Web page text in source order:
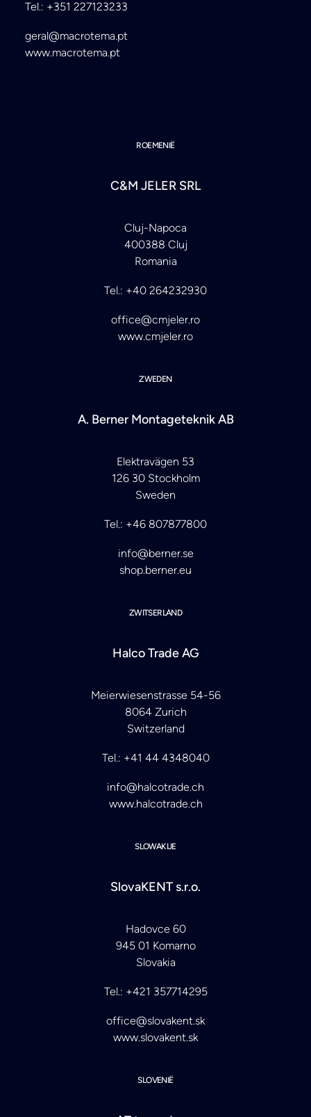
Tel.: +351 227123233
geral@macrotema.pt
www.macrotema.pt
ROEMENIË
C&M JELER SRL
Cluj-Napoca
400388 Cluj
Romania
Tel.: +40 264232930
office@cmjeler.ro
www.cmjeler.ro
ZWEDEN
A. Berner Montageteknik AB
Elektravägen 53
126 30 Stockholm
Sweden
Tel.: +46 807877800
info@berner.se
shop.berner.eu
ZWITSERLAND
Halco Trade AG
Meierwiesenstrasse 54-56
8064 Zurich
Switzerland
Tel.: +41 44 4348040
info@halcotrade.ch
www.halcotrade.ch
SLOWAKIJE
SlovaKENT s.r.o.
Hadovce 60
945 01 Komarno
Slovakia
Tel.: +421 357714295
office@slovakent.sk
www.slovakent.sk
SLOVENIË